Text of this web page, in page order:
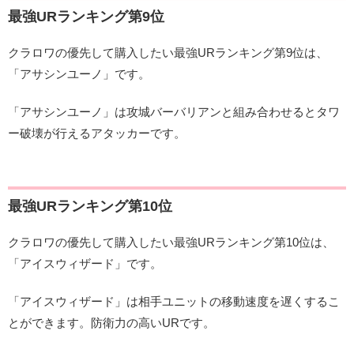
最強URランキング第9位
クラロワの優先して購入したい最強URランキング第9位は、
「アサシンユーノ」です。
「アサシンユーノ」は攻城バーバリアンと組み合わせるとタワ
ー破壊が行えるアタッカーです。
最強URランキング第10位
クラロワの優先して購入したい最強URランキング第10位は、
「アイスウィザード」です。
「アイスウィザード」は相手ユニットの移動速度を遅くするこ
とができます。防衛力の高いURです。